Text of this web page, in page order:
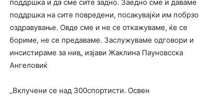
поддршка и да сме сите задно. Заедно сме и даваме
поддршка на сите повредени, посакувајќи им побрзо
оздравување. Овде сме и не се откажуваме, ќе се
бориме, не се предаваме. Заслужуваме одговори и
инсистираме за нив„ изјави Жаклина Пауновсска
Ангеловиќ
„Вклучени се над 300спортисти. Освен